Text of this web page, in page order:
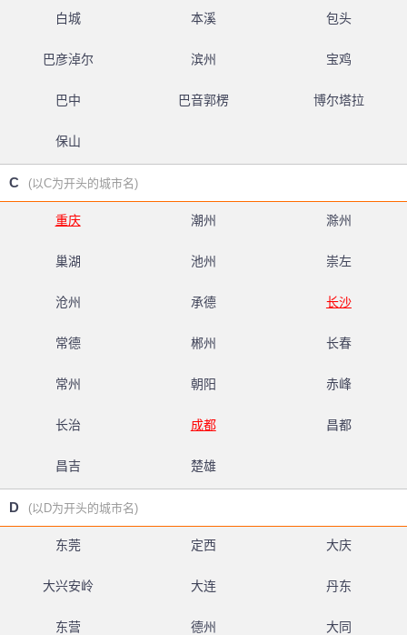
白城 本溪 包头
巴彦淖尔 滨州 宝鸡
巴中 巴音郭楞 博尔塔拉
保山
C (以C为开头的城市名)
重庆 潮州 滁州
巢湖 池州 崇左
沧州 承德 长沙
常德 郴州 长春
常州 朝阳 赤峰
长治 成都 昌都
昌吉 楚雄
D (以D为开头的城市名)
东莞 定西 大庆
大兴安岭 大连 丹东
东营 德州 大同